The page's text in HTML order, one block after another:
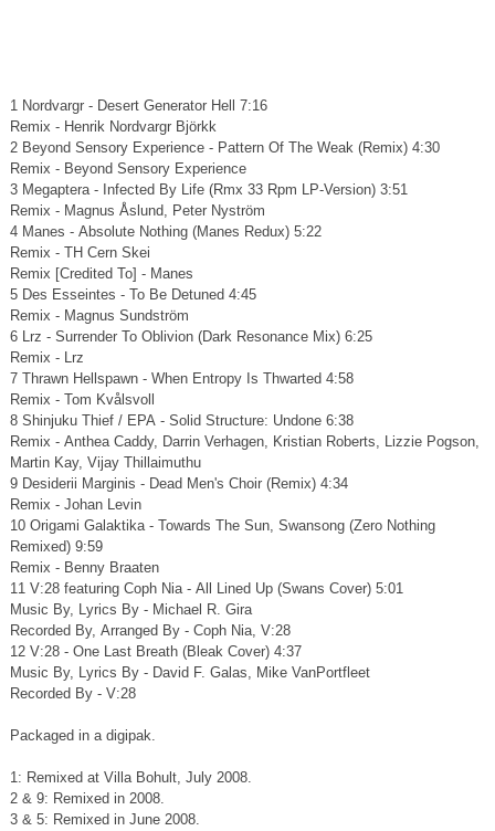
1 Nordvargr - Desert Generator Hell 7:16
Remix - Henrik Nordvargr Björkk
2 Beyond Sensory Experience - Pattern Of The Weak (Remix) 4:30
Remix - Beyond Sensory Experience
3 Megaptera - Infected By Life (Rmx 33 Rpm LP-Version) 3:51
Remix - Magnus Åslund, Peter Nyström
4 Manes - Absolute Nothing (Manes Redux) 5:22
Remix - TH Cern Skei
Remix [Credited To] - Manes
5 Des Esseintes - To Be Detuned 4:45
Remix - Magnus Sundström
6 Lrz - Surrender To Oblivion (Dark Resonance Mix) 6:25
Remix - Lrz
7 Thrawn Hellspawn - When Entropy Is Thwarted 4:58
Remix - Tom Kvålsvoll
8 Shinjuku Thief / EPA - Solid Structure: Undone 6:38
Remix - Anthea Caddy, Darrin Verhagen, Kristian Roberts, Lizzie Pogson,
Martin Kay, Vijay Thillaimuthu
9 Desiderii Marginis - Dead Men's Choir (Remix) 4:34
Remix - Johan Levin
10 Origami Galaktika - Towards The Sun, Swansong (Zero Nothing
Remixed) 9:59
Remix - Benny Braaten
11 V:28 featuring Coph Nia - All Lined Up (Swans Cover) 5:01
Music By, Lyrics By - Michael R. Gira
Recorded By, Arranged By - Coph Nia, V:28
12 V:28 - One Last Breath (Bleak Cover) 4:37
Music By, Lyrics By - David F. Galas, Mike VanPortfleet
Recorded By - V:28
Packaged in a digipak.
1: Remixed at Villa Bohult, July 2008.
2 & 9: Remixed in 2008.
3 & 5: Remixed in June 2008.